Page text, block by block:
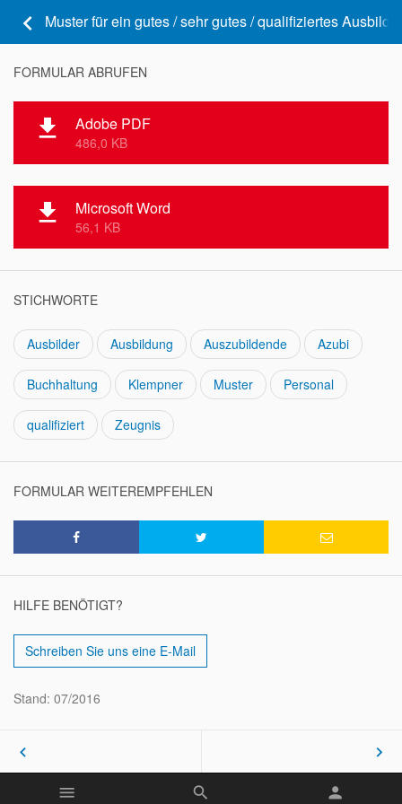
keyboard_arrow_left Muster für ein gutes / sehr gutes / qualifiziertes
FORMULAR ABRUFEN
file_download Adobe PDF
486,0 KB
file_download Microsoft Word
56,1 KB
STICHWORTE
Ausbilder Ausbildung Auszubildende Azubi
Buchhaltung Klempner Muster Personal
qualifiziert Zeugnis
FORMULAR WEITEREMPFEHLEN
HILFE BENÖTIGT?
Schreiben Sie uns eine E-Mail
Stand: 07/2016
keyboard_arrow_left keyboard_arrow_right
menu search person